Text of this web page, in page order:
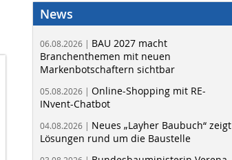
News
06.08.2026 | BAU 2027 macht
Branchenthemen mit neuen
Markenbotschaftern sichtbar
05.08.2026 | Online-Shopping mit RE-
INvent-Chatbot
04.08.2026 | Neues „Layher Baubuch“ zeigt
Lösungen rund um die Baustelle